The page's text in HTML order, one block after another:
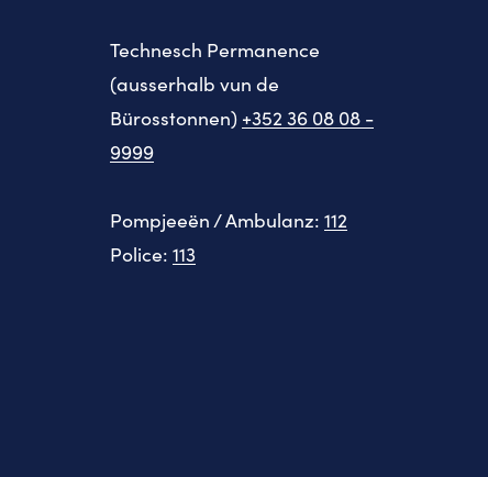
Technesch Permanence
(ausserhalb vun de
Bürosstonnen) +352 36 08 08 -
9999
Pompjeeën / Ambulanz: 112
Police: 113